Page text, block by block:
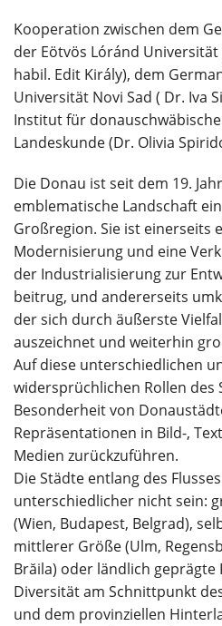
Kooperation zwischen dem
der Eötvös Lóránd Universität
habil. Edit Király), dem
Universität Novi Sad ( Dr. Iva
Institut für
Landeskunde (Dr. Olivia
Die Donau ist seit dem 19.
emblematische Landschaft
Großregion. Sie ist einerseits
Modernisierung und eine
der Industrialisierung zur
beitrug, und andererseits
der sich durch äußerste
auszeichnet und weiterhin
Auf diese unterschiedlichen
widersprüchlichen Rollen des
Besonderheit von
Repräsentationen in Bild-,
Medien zurückzuführen.
Die Städte entlang des
unterschiedlicher nicht sein:
(Wien, Budapest, Belgrad),
mittlerer Größe (Ulm,
Brăila) oder ländlich
Diversität am Schnittpunkt
und dem provinziellen